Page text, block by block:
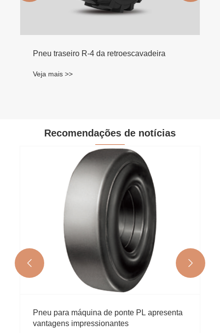
Pneu traseiro R-4 da retroescavadeira
Veja mais >>
Recomendações de notícias
Pneu para máquina de ponte PL apresenta
vantagens impressionantes
 